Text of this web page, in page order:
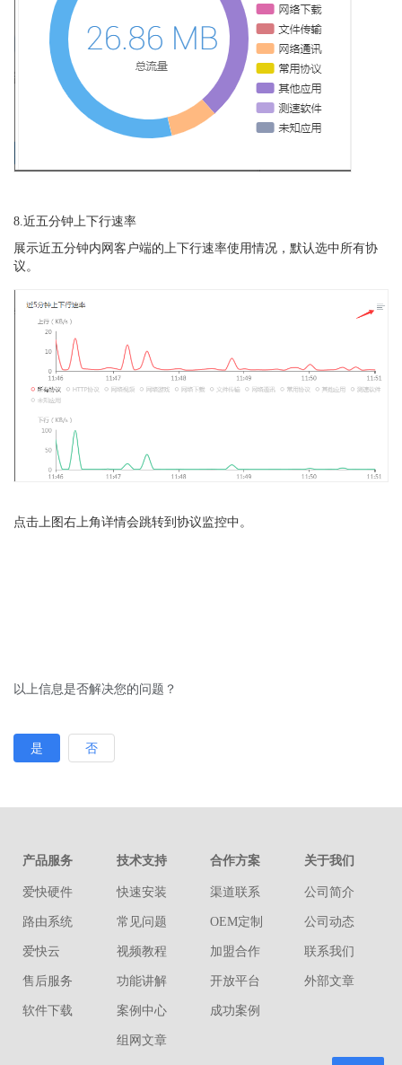
8.近五分钟上下行速率
展示近五分钟内网客户端的上下行速率使用情况，默认选中所有协
议。
点击上图右上角详情会跳转到协议监控中。
以上信息是否解决您的问题？
是 否
产品服务
爱快硬件
路由系统
爱快云
售后服务
软件下载
技术支持
快速安装
常见问题
视频教程
功能讲解
案例中心
组网文章
合作方案
渠道联系
OEM定制
加盟合作
开放平台
成功案例
关于我们
公司简介
公司动态
联系我们
外部文章